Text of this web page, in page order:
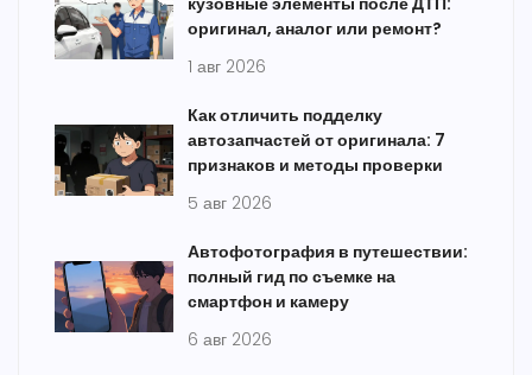
оригинал, аналог или ремонт?
1 авг 2026
Как отличить подделку
автозапчастей от оригинала: 7
признаков и методы проверки
5 авг 2026
Автофотография в путешествии:
полный гид по съемке на
смартфон и камеру
6 авг 2026